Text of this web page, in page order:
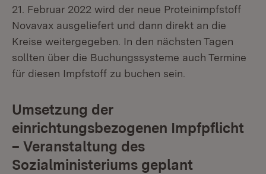
21. Februar 2022 wird der neue Proteinimpfstoff
Novavax ausgeliefert und dann direkt an die
Kreise weitergegeben. In den nächsten Tagen
sollten über die Buchungssysteme auch Termine
für diesen Impfstoff zu buchen sein.
Umsetzung der
einrichtungsbezogenen Impfpflicht
– Veranstaltung des
Sozialministeriums geplant